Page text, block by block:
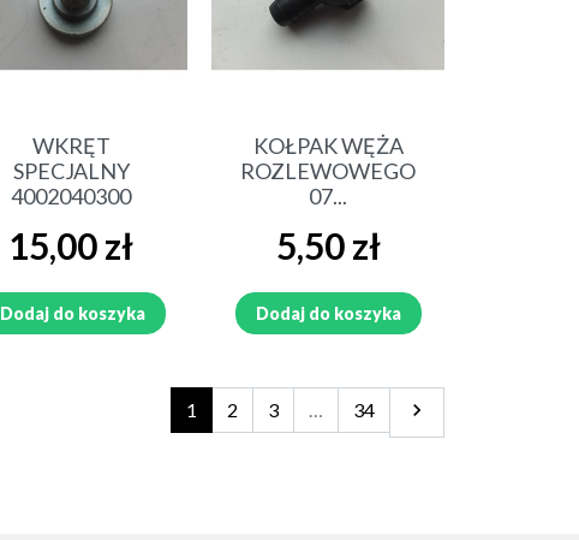
Szybki podgląd
WKRĘT
SPECJALNY
4002040300
Cena
15,00 zł
Dodaj do koszyka
Szybki podgląd
KOŁPAK WĘŻA
ROZLEWOWEGO
07...
Cena
5,50 zł
Dodaj do koszyka
1 2 3 34 Następny
